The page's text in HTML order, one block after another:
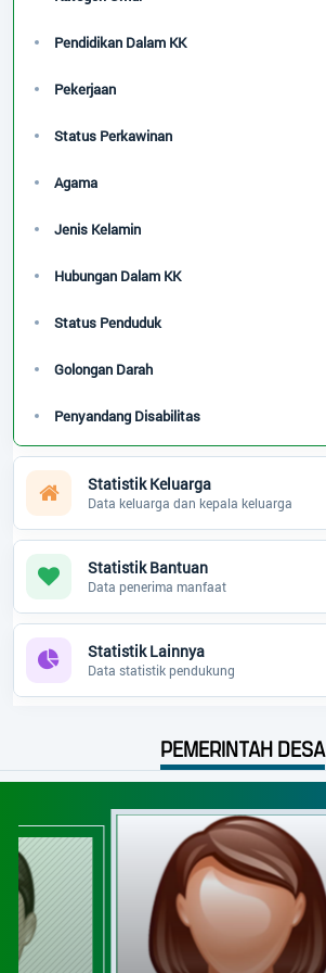
Pendidikan Dalam KK
Pekerjaan
Status Perkawinan
Agama
Jenis Kelamin
Hubungan Dalam KK
Status Penduduk
Golongan Darah
Penyandang Disabilitas
Statistik Keluarga
Data keluarga dan kepala keluarga
Statistik Bantuan
Data penerima manfaat
Statistik Lainnya
Data statistik pendukung
PEMERINTAH DESA